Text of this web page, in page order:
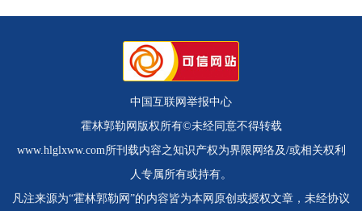
中国互联网举报中心
霍林郭勒网版权所有©未经同意不得转载
www.hlglxww.com所刊载内容之知识产权为界限网络及/或相关权利
人专属所有或持有。
凡注来源为“霍林郭勒网”的内容皆为本网原创或授权文章，未经协议